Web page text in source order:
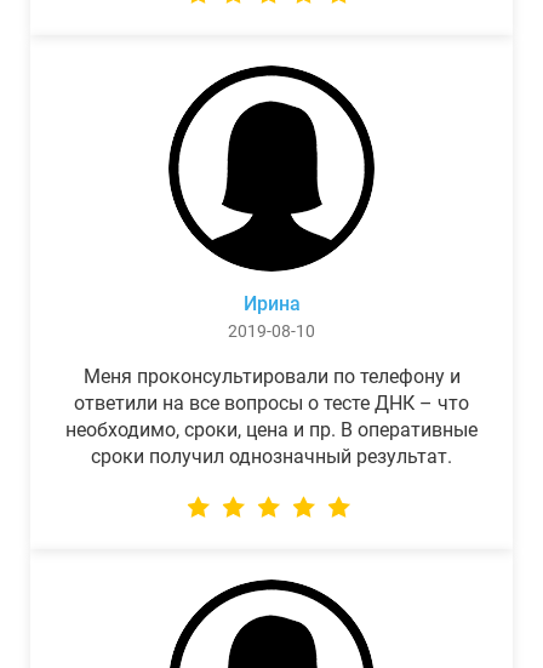
Ирина
2019-08-10
Меня проконсультировали по телефону и
ответили на все вопросы о тесте ДНК – что
необходимо, сроки, цена и пр. В оперативные
сроки получил однозначный результат.